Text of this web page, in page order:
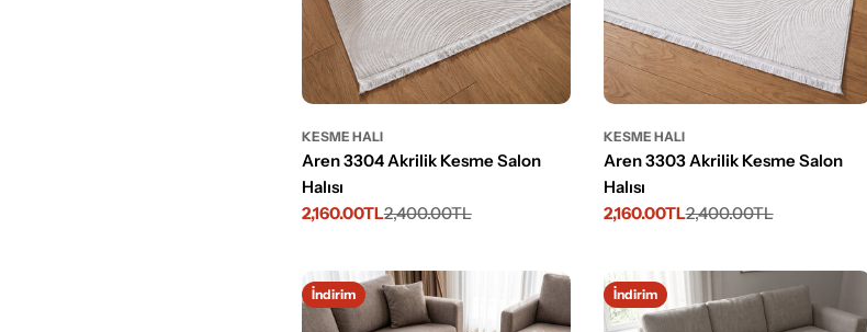
KESME HALI
Aren 3304 Akrilik Kesme Salon
Halısı
İndirimli
2,160.00TL
Normal
2,400.00TL
KESME HALI
Aren 3303 Akrilik Kesme Salon
Halısı
İndirimli
2,160.00TL
Normal
2,400.00TL
İndirim İndirim